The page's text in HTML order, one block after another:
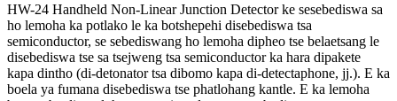
HW-24 Handheld Non-Linear Junction Detector ke sesebediswa sa
ho lemoha ka potlako le ka botshepehi disebediswa tsa
semiconductor, se sebediswang ho lemoha dipheo tse belaetsang le
disebediswa tse sa tsejweng tsa semiconductor ka hara dipakete
kapa dintho (di-detonator tsa dibomo kapa di-detectaphone, jj.). E ka
boela ya fumana disebediswa tse phatlohang kantle. E ka lemoha